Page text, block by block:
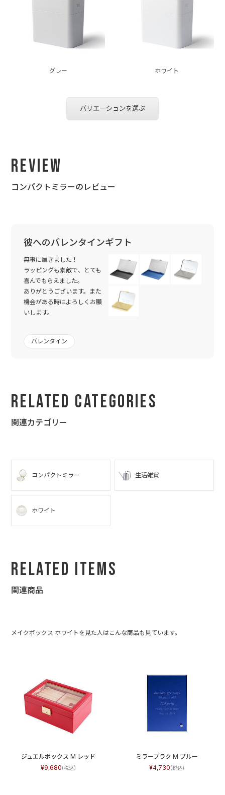
グレー ホワイト
バリエーションを選ぶ
Review
コンパクトミラーのレビュー
彼へのバレンタインギフト
無事に届きました！
ラッピングも素敵で、とても
喜んでもらえました。
ありがとうございます。また
機会がある時はよろしくお願
いします。
バレンタイン
Related Categories
関連カテゴリー
コンパクトミラー 生活雑貨
ホワイト
Related Items
関連商品
メイクボックス ホワイトを見た人はこんな商品も見ています。
ジュエルボックス M レッド
9,680
ミラープラク M ブルー
4,730